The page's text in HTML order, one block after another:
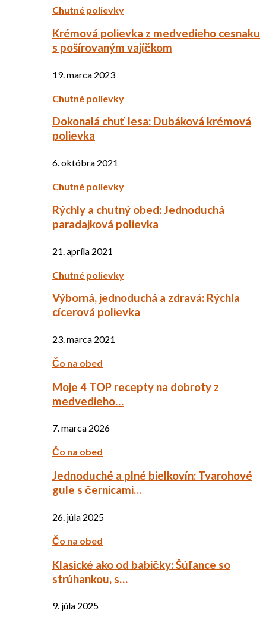
Chutné polievky
Krémová polievka z medvedieho cesnaku
s pošírovaným vajíčkom
19. marca 2023
Chutné polievky
Dokonalá chuť lesa: Dubáková krémová
polievka
6. októbra 2021
Chutné polievky
Rýchly a chutný obed: Jednoduchá
paradajková polievka
21. apríla 2021
Chutné polievky
Výborná, jednoduchá a zdravá: Rýchla
cícerová polievka
23. marca 2021
Čo na obed
Moje 4 TOP recepty na dobroty z
medvedieho…
7. marca 2026
Čo na obed
Jednoduché a plné bielkovín: Tvarohové
gule s černicami…
26. júla 2025
Čo na obed
Klasické ako od babičky: Šúľance so
strúhankou, s…
9. júla 2025